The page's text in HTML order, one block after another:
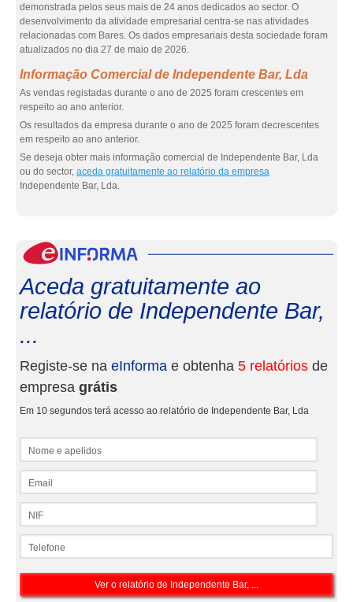
demonstrada pelos seus mais de 24 anos dedicados ao sector. O
desenvolvimento da atividade empresarial centra-se nas atividades
relacionadas com Bares. Os dados empresariais desta sociedade foram
atualizados no dia 27 de maio de 2026.
Informação Comercial de Independente Bar, Lda
As vendas registadas durante o ano de 2025 foram crescentes em
respeito ao ano anterior.
Os resultados da empresa durante o ano de 2025 foram decrescentes
em respeito ao ano anterior.
Se deseja obter mais informação comercial de Independente Bar, Lda
ou do sector, aceda gratuitamente ao relatório da empresa
Independente Bar, Lda.
Aceda gratuitamente ao
relatório de Independente Bar,
...
Registe-se na eInforma e obtenha 5 relatórios de
empresa grátis
Em 10 segundos terá acesso ao relatório de Independente Bar, Lda